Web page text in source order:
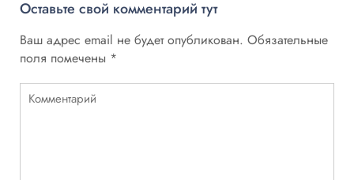
Оставьте свой комментарий тут
Ваш адрес email не будет опубликован. Обязательные
поля помечены *